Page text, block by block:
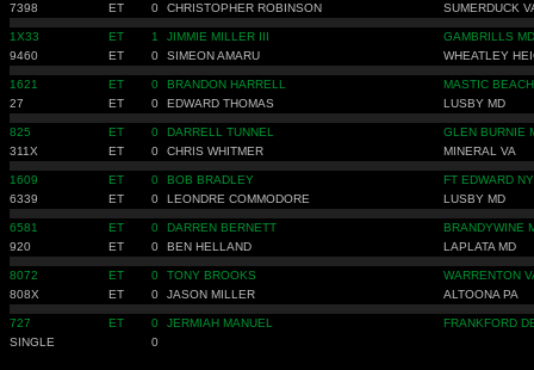
7398
ET 0 CHRISTOPHER ROBINSON SUMERDUCK
1X33 ET 1 JIMMIE MILLER III
GAMBRILLS MD
9460
ET 0 SIMEON AMARU WHEATLEY
1621 ET 0 BRANDON HARRELL
MASTIC
27
ET 0 EDWARD THOMAS LUSBY MD
825 ET 0 DARRELL TUNNEL
GLEN BURNIE
311X
ET 0 CHRIS WHITMER MINERAL VA
1609 ET 0 BOB BRADLEY
FT EDWARD NY
6339
ET 0 LEONDRE COMMODORE LUSBY MD
6581 ET 0 DARREN BERNETT
BRANDYWINE
920
ET 0 BEN HELLAND LAPLATA MD
8072 ET 0 TONY BROOKS
WARRENTON
808X
ET 0 JASON MILLER ALTOONA PA
727 ET 0 JERMIAH MANUEL
FRANKFORD
SINGLE
0